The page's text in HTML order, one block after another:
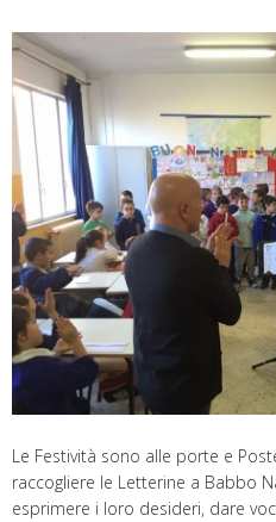
Le Festività sono alle porte e
raccogliere le Letterine a Babbo
esprimere i loro desideri, dare